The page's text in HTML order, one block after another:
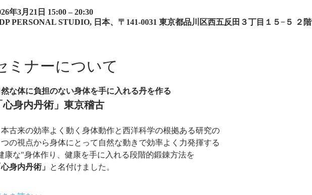
年3月21日 15:00 – 20:30
PERSONAL STUDIO, 日本、〒141-0031 東京都品川区西五反田３丁目１５−５ ２階
ミナーについて
然な体に負担のない身体を手に入れる丹を作る
心身内丹術」東京稽古
本古来の効率よく動く身体動作と西洋科学の根拠ある研究の
つの視点から身体にとって自然な動きで効率よく力発揮する
康な"身体作り、健康を手に入れる段階的鍛錬方法を
心身内丹術」
と名付けました。